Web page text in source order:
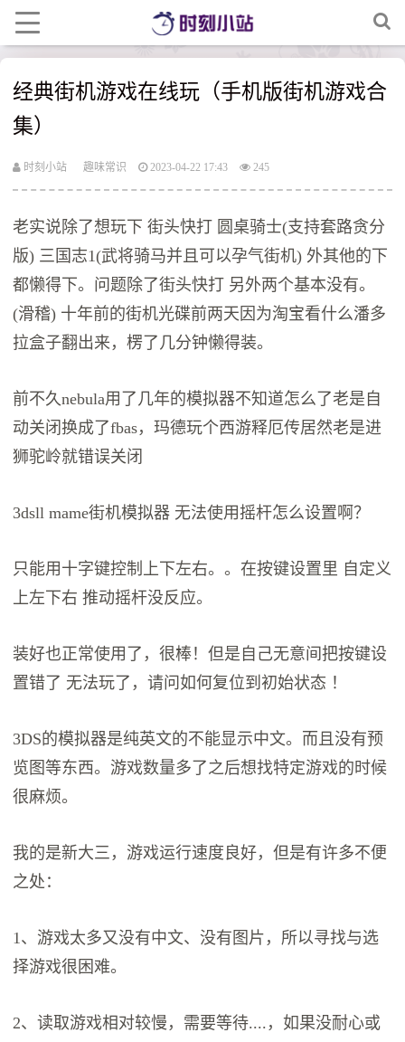
经典街机游戏在线玩（手机版街机游戏合
集）
时刻小站 趣味常识 2023-04-22 17:43 245
老实说除了想玩下 街头快打 圆桌骑士(支持套路贪分
版) 三国志1(武将骑马并且可以孕气街机) 外其他的下
都懒得下。问题除了街头快打 另外两个基本没有。
(滑稽) 十年前的街机光碟前两天因为淘宝看什么潘多
拉盒子翻出来，楞了几分钟懒得装。
前不久nebula用了几年的模拟器不知道怎么了老是自
动关闭换成了fbas，玛德玩个西游释厄传居然老是进
狮驼岭就错误关闭
3dsll mame街机模拟器 无法使用摇杆怎么设置啊？
只能用十字键控制上下左右。。在按键设置里 自定义
上左下右 推动摇杆没反应。
装好也正常使用了，很棒！但是自己无意间把按键设
置错了 无法玩了，请问如何复位到初始状态 ！
3DS的模拟器是纯英文的不能显示中文。而且没有预
览图等东西。游戏数量多了之后想找特定游戏的时候
很麻烦。
我的是新大三，游戏运行速度良好，但是有许多不便
之处：
1、游戏太多又没有中文、没有图片，所以寻找与选
择游戏很困难。
2、读取游戏相对较慢，需要等待....，如果没耐心或